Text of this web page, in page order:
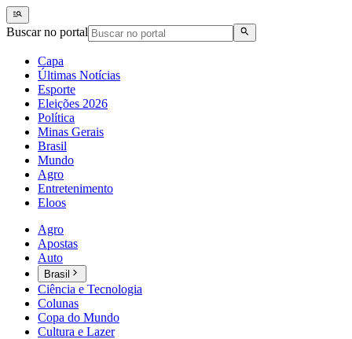
Buscar no portal
Capa
Últimas Notícias
Esporte
Eleições 2026
Política
Minas Gerais
Brasil
Mundo
Agro
Entretenimento
Eloos
Agro
Apostas
Auto
Brasil
Ciência e Tecnologia
Colunas
Copa do Mundo
Cultura e Lazer